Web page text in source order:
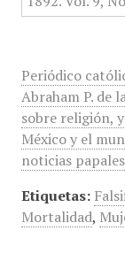
Periódico
Abraham P. de
sobre religión,
México y el
noticias
Etiquetas:
Mortalidad,